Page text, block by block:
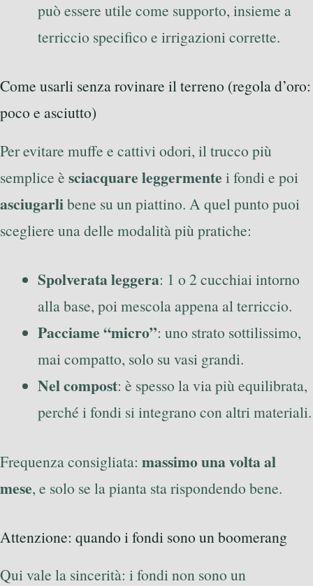
può essere utile come supporto, insieme a
terriccio specifico e irrigazioni corrette.
Come usarli senza rovinare il terreno (regola d’oro:
poco e asciutto)
Per evitare muffe e cattivi odori, il trucco più
semplice è sciacquare leggermente i fondi e poi
asciugarlibene su un piattino. A quel punto puoi
scegliere una delle modalità più pratiche:
Spolverata leggera: 1 o 2 cucchiai intorno
alla base, poi mescola appena al terriccio.
Pacciame “micro”: uno strato sottilissimo,
mai compatto, solo su vasi grandi.
Nel compost: è spesso la via più equilibrata,
perché i fondi si integrano con altri materiali.
Frequenza consigliata: massimo una volta al
mese, e solo se la pianta sta rispondendo bene.
Attenzione: quando i fondi sono un boomerang
Qui vale la sincerità: i fondi non sono un